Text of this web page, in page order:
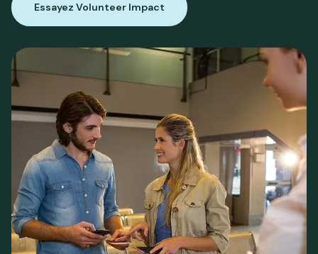
Essayez Volunteer Impact